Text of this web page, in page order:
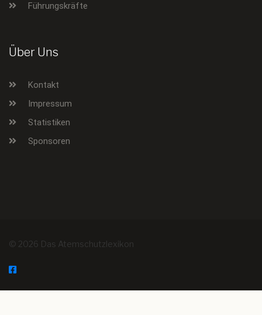
Führungskräfte
Über Uns
Kontakt
Impressum
Statistiken
Sponsoren
© 2026 Das Atemschutzlexikon